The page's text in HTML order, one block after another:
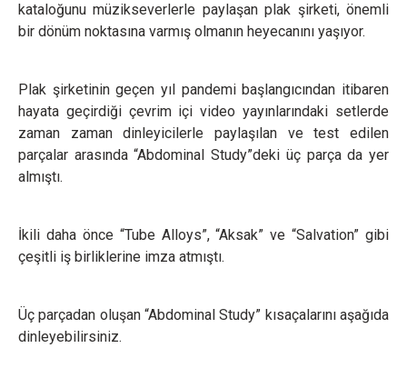
kataloğunu müzikseverlerle paylaşan plak şirketi, önemli
bir dönüm noktasına varmış olmanın heyecanını yaşıyor.
Plak şirketinin geçen yıl pandemi başlangıcından itibaren
hayata geçirdiği çevrim içi video yayınlarındaki setlerde
zaman zaman dinleyicilerle paylaşılan ve test edilen
parçalar arasında “Abdominal Study”deki üç parça da yer
almıştı.
İkili daha önce “Tube Alloys”, “Aksak” ve “Salvation” gibi
çeşitli iş birliklerine imza atmıştı.
Üç parçadan oluşan “Abdominal Study” kısaçalarını aşağıda
dinleyebilirsiniz.